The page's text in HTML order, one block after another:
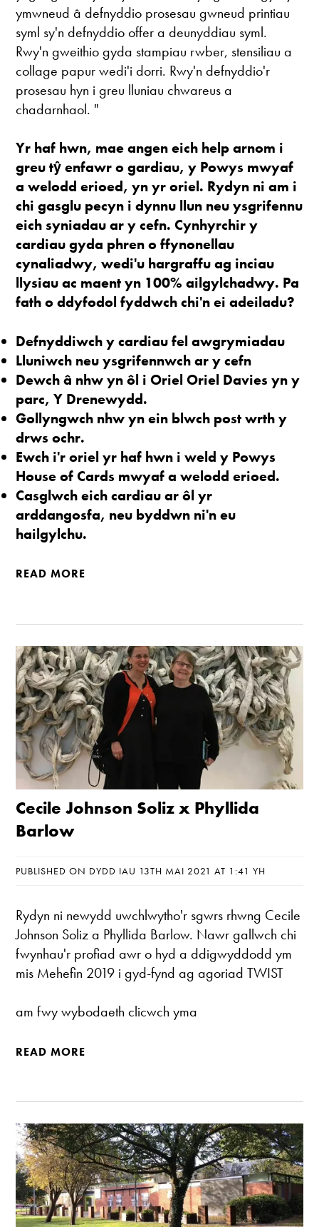
ymwneud â defnyddio prosesau gwneud printiau
syml sy'n defnyddio offer a deunyddiau syml.
Rwy'n gweithio gyda stampiau rwber, stensiliau a
collage papur wedi'i dorri. Rwy'n defnyddio'r
prosesau hyn i greu lluniau chwareus a
chadarnhaol. "
Yr haf hwn, mae angen eich help arnom i
greu tŷ enfawr o gardiau, y Powys mwyaf
a welodd erioed, yn yr oriel. Rydyn ni am i
chi gasglu pecyn i dynnu llun neu ysgrifennu
eich syniadau ar y cefn. Cynhyrchir y
cardiau gyda phren o ffynonellau
cynaliadwy, wedi'u hargraffu ag inciau
llysiau ac maent yn 100% ailgylchadwy. Pa
fath o ddyfodol fyddwch chi'n ei adeiladu?
Defnyddiwch y cardiau fel awgrymiadau
Lluniwch neu ysgrifennwch ar y cefn
Dewch â nhw yn ôl i Oriel Oriel Davies yn y
parc, Y Drenewydd.
Gollyngwch nhw yn ein blwch post wrth y
drws ochr.
Ewch i'r oriel yr haf hwn i weld y Powys
House of Cards mwyaf a welodd erioed.
Casglwch eich cardiau ar ôl yr
arddangosfa, neu byddwn ni'n eu
hailgylchu.
READ MORE
Cecile Johnson Soliz x Phyllida
Barlow
PUBLISHED ON DYDD IAU 13TH MAI 2021 AT 1:41 YH
Rydyn ni newydd uwchlwytho'r sgwrs rhwng Cecile
Johnson Soliz a Phyllida Barlow. Nawr gallwch chi
fwynhau'r profiad awr o hyd a ddigwyddodd ym
mis Mehefin 2019 i gyd-fynd ag agoriadTWIST
am fwy wybodaeth clicwch yma
READ MORE